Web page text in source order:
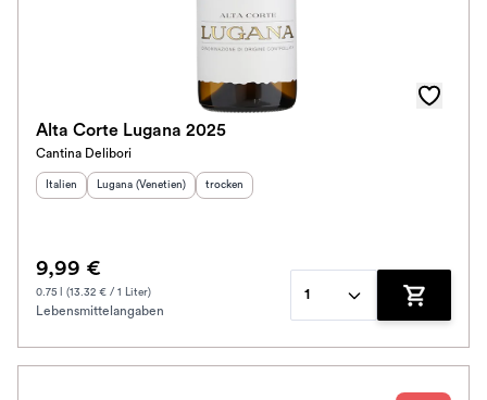
Alta Corte Lugana 2025
Cantina Delibori
Herkunftsland:
Italien Herkunftsregion:
Lugana (Venetien) Geschmack
trocken
9,99 €
0.75 l (13.32 € / 1 Liter)
Lebensmittelangaben
1
Zum